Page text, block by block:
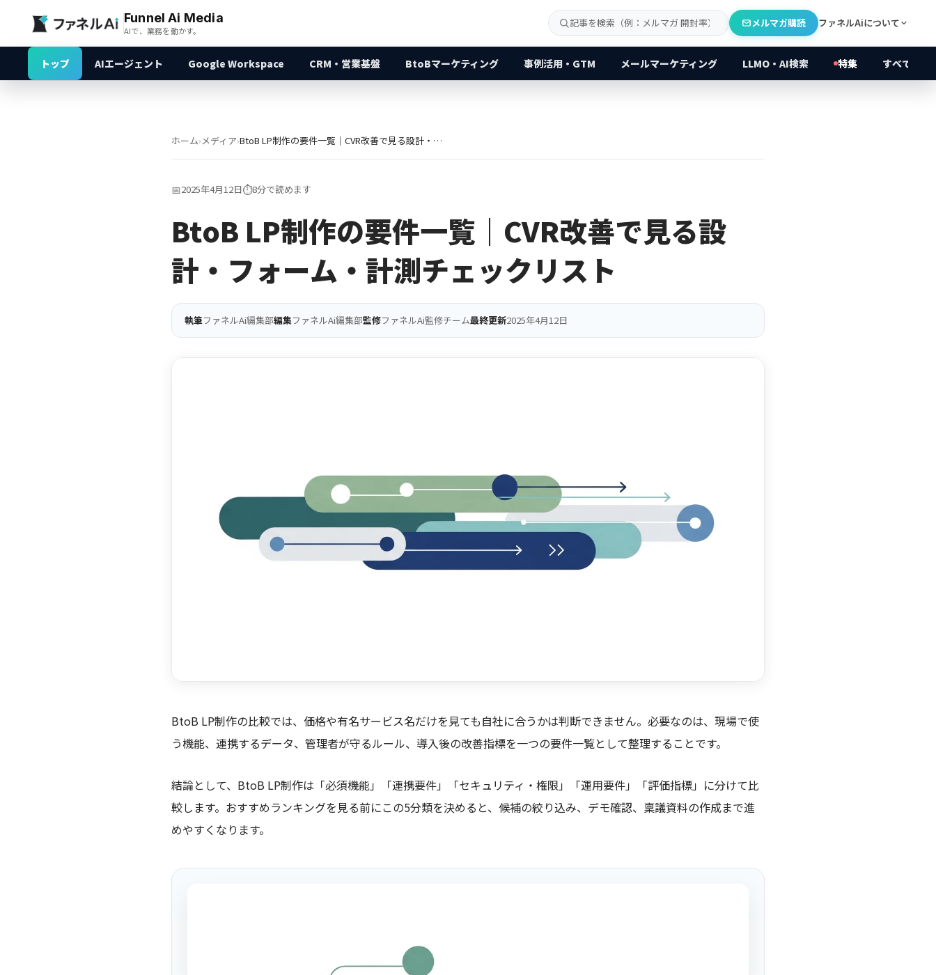
Funnel Ai Media
AIで、業務を動かす。
メルマガ購読 ファネルAiについて
トップ AIエージェント Google Workspace CRM・営業基盤 BtoBマーケティング 事例活用・GTM メールマーケティング LLMO・AI検索 特集 すべてのカ
ホーム›メディア› BtoB LP制作の要件一覧｜CVR改善で見る設計・フォーム・計測チェックリスト
📅2025年4月12日⏱️8分で読めます
BtoB LP制作の要件一覧｜CVR改善で見る設
計・フォーム・計測チェックリスト
執筆ファネルAi編集部編集ファネルAi編集部監修ファネルAi監修チーム最終更新2025年4月12日
BtoB LP制作の比較では、価格や有名サービス名だけを見ても自社に合うかは判断できません。必要なのは、現場で使
う機能、連携するデータ、管理者が守るルール、導入後の改善指標を一つの要件一覧として整理することです。
結論として、BtoB LP制作は「必須機能」「連携要件」「セキュリティ・権限」「運用要件」「評価指標」に分けて比
較します。おすすめランキングを見る前にこの5分類を決めると、候補の絞り込み、デモ確認、稟議資料の作成まで進
めやすくなります。